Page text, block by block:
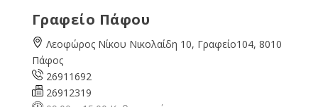
Γραφείο Πάφου
Λεοφώρος Νίκου Νικολαίδη 10, Γραφείο104, 8010
Πάφος
26911692
26912319